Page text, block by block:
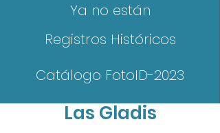
Ya no están
Registros Históricos
Catálogo FotoID-2023
Las Gladis